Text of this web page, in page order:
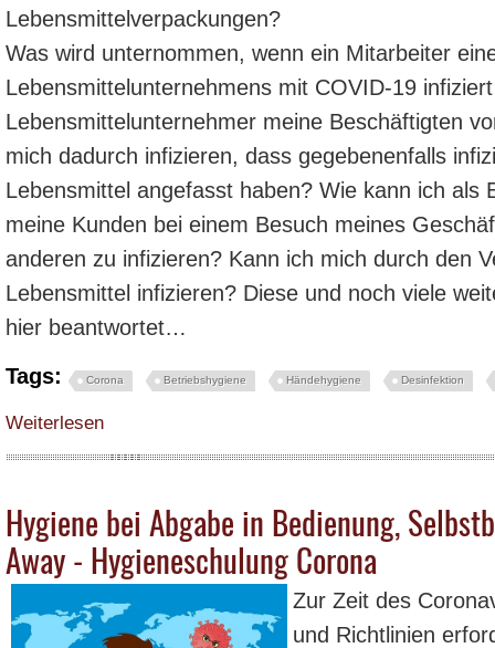
Lebensmittelverpackungen?
Was wird unternommen, wenn ein Mitarbeiter
Lebensmittelunternehmens mit COVID-19
Lebensmittelunternehmer meine Beschäftigten
mich dadurch infizieren, dass gegebenenfalls
Lebensmittel angefasst haben? Wie kann ich als
meine Kunden bei einem Besuch meines
anderen zu infizieren? Kann ich mich durch den
Lebensmittel infizieren? Diese und noch viele
hier beantwortet…
Tags:
Corona Betriebshygiene Händehygiene Desinfektion
Weiterlesen
Hygiene bei Abgabe in Bedienung,
Away - Hygieneschulung Corona
Zur Zeit des
und Richtlinien